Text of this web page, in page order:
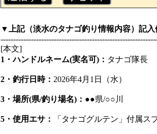
▼上記（淡水のタナゴ釣り情報内容）記入
[本文]
1・ハンドルネーム(実名可)： タナゴ隊長
2・釣行日時： 2026年4月1日（水）
3・場所(県/釣り場名)： ●●県/○○川
5・使用エサ： 「タナゴグルテン」付属ス